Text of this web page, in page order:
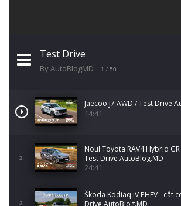
Test Drive
By AutoBlogMD 1 / 50
Jaecoo J7 AWD / Test Drive
14:41
2
Noul Toyota RAV4 Hybrid GR
Test Drive AutoBlog.MD
24:41
3
Škoda Kodiaq iV PHEV - cât
Drive AutoBlog.MD